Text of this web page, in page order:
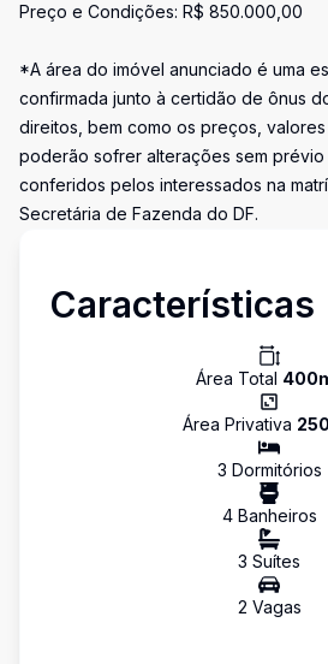
Preço e Condições: R$ 850.000,00
*A área do imóvel anunciado é uma
confirmada junto à certidão de ônus
direitos, bem como os preços,
poderão sofrer alterações sem
conferidos pelos interessados na
Secretária de Fazenda do DF.
Características
Área Total 400
Área Privativa 250
3 Dormitórios
4Banheiros
3 Suítes
2 Vagas